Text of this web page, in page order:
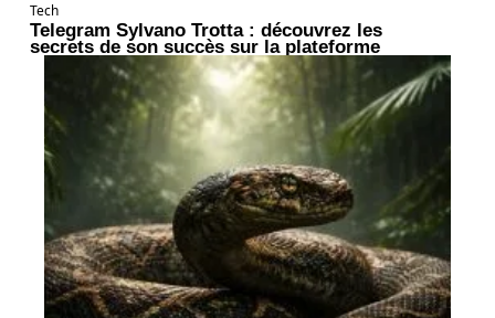
Tech
Telegram Sylvano Trotta : découvrez les
secrets de son succès sur la plateforme